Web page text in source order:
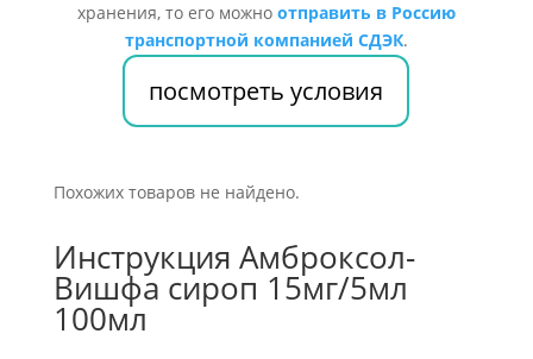
хранения, то его можно отправить в Россию
транспортной компанией СДЭК.
посмотреть условия
Похожих товаров не найдено.
Инструкция Амброксол-
Вишфа сироп 15мг/5мл
100мл